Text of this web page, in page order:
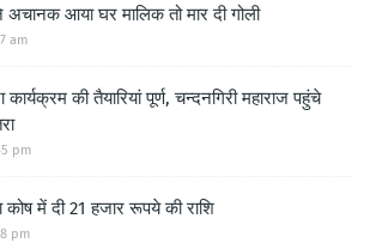
अचानक आया घर मालिक तो मार दी गोली
am
कार्यक्रम की तैयारियां पूर्ण, चन्दनगिरी महाराज पहुंचे
pm
कोष में दी 21 हजार रूपये की राशि
pm